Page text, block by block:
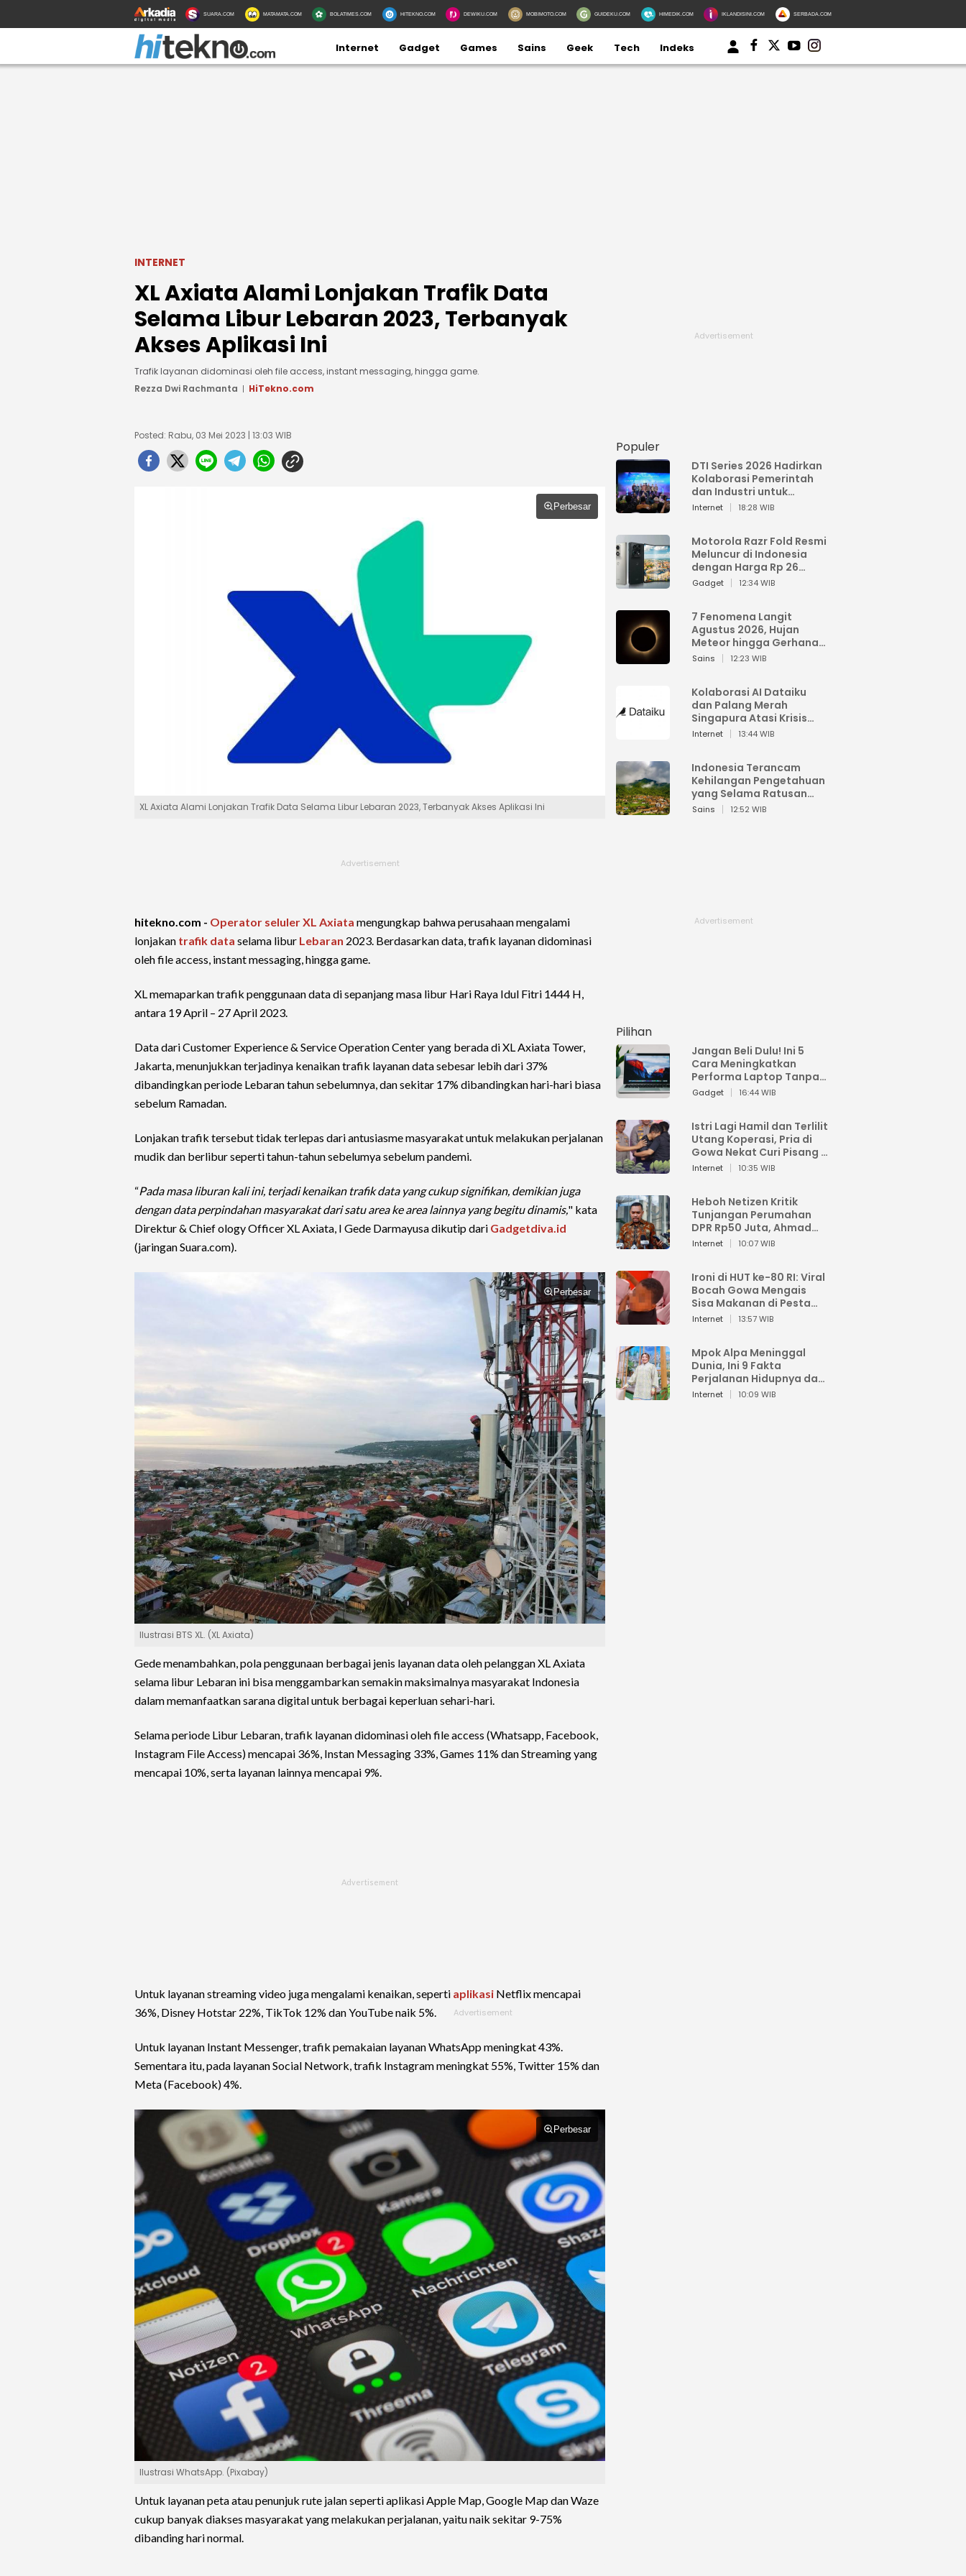
SUARA.COM MATAMATA.COM BOLATIMES.COM HITEKNO.COM DEWIKU.COM MOBIMOTO.COM GUIDEKU.COM HIMEDIK.COM IKLANDISINI.COM SERBADA.COM
Internet Gadget Games Sains Geek Tech Indeks
INTERNET
XL Axiata Alami Lonjakan Trafik Data
Selama Libur Lebaran 2023, Terbanyak
Akses Aplikasi Ini
Trafik layanan didominasi oleh file access, instant messaging, hingga game.
Rezza Dwi Rachmanta
HiTekno.com
Posted: Rabu, 03 Mei 2023 | 13:03 WIB
Perbesar
XL Axiata Alami Lonjakan Trafik Data Selama Libur Lebaran 2023, Terbanyak Akses Aplikasi Ini
hitekno.com - Operator selulerXL Axiata mengungkap bahwa perusahaan mengalami
lonjakan trafik data selama libur Lebaran 2023. Berdasarkan data, trafik layanan didominasi
oleh file access, instant messaging, hingga game.
XL memaparkan trafik penggunaan data di sepanjang masa libur Hari Raya Idul Fitri 1444 H,
antara 19 April – 27 April 2023.
Data dari Customer Experience & Service Operation Center yang berada di XL Axiata Tower,
Jakarta, menunjukkan terjadinya kenaikan trafik layanan data sebesar lebih dari 37%
dibandingkan periode Lebaran tahun sebelumnya, dan sekitar 17% dibandingkan hari-hari biasa
sebelum Ramadan.
Lonjakan trafik tersebut tidak terlepas dari antusiasme masyarakat untuk melakukan perjalanan
mudik dan berlibur seperti tahun-tahun sebelumya sebelum pandemi.
“Pada masa liburan kali ini, terjadi kenaikan trafik data yang cukup signifikan, demikian juga
dengan data perpindahan masyarakat dari satu area ke area lainnya yang begitu dinamis," kata
Direktur & Chief ology Officer XL Axiata, I Gede Darmayusa dikutip dari Gadgetdiva.id
(jaringan Suara.com).
Perbesar
Ilustrasi BTS XL. (XL Axiata)
Gede menambahkan, pola penggunaan berbagai jenis layanan data oleh pelanggan XL Axiata
selama libur Lebaran ini bisa menggambarkan semakin maksimalnya masyarakat Indonesia
dalam memanfaatkan sarana digital untuk berbagai keperluan sehari-hari.
Selama periode Libur Lebaran, trafik layanan didominasi oleh file access (Whatsapp, Facebook,
Instagram File Access) mencapai 36%, Instan Messaging 33%, Games 11% dan Streaming yang
mencapai 10%, serta layanan lainnya mencapai 9%.
Untuk layanan streaming video juga mengalami kenaikan, seperti aplikasi Netflix mencapai
36%, Disney Hotstar 22%, TikTok 12% dan YouTube naik 5%.
Untuk layanan Instant Messenger, trafik pemakaian layanan WhatsApp meningkat 43%.
Sementara itu, pada layanan Social Network, trafik Instagram meningkat 55%, Twitter 15% dan
Meta (Facebook) 4%.
Perbesar
Ilustrasi WhatsApp. (Pixabay)
Untuk layanan peta atau penunjuk rute jalan seperti aplikasi Apple Map, Google Map dan Waze
cukup banyak diakses masyarakat yang melakukan perjalanan, yaitu naik sekitar 9-75%
dibanding hari normal.
Populer
DTI Series 2026 Hadirkan
Kolaborasi Pemerintah
dan Industri untuk
Percepatan
Internet 18:28 WIB
Motorola Razr Fold Resmi
Meluncur di Indonesia
dengan Harga Rp 26
Jutaan
Gadget 12:34 WIB
7 Fenomena Langit
Agustus 2026, Hujan
Meteor hingga Gerhana
Matahari
Sains 12:23 WIB
Kolaborasi AI Dataiku
dan Palang Merah
Singapura Atasi Krisis
Bencana
Internet 13:44 WIB
Indonesia Terancam
Kehilangan Pengetahuan
yang Selama Ratusan
Tahun Menjaga Alam
Sains 12:52 WIB
Pilihan
Jangan Beli Dulu! Ini 5
Cara Meningkatkan
Performa Laptop Tanpa
Harus Beli Baru
Gadget 16:44 WIB
Istri Lagi Hamil dan Terlilit
Utang Koperasi, Pria di
Gowa Nekat Curi Pisang 4
Tandan Milik Tetangga,
Internet 10:35 WIB
Heboh Netizen Kritik
Tunjangan Perumahan
DPR Rp50 Juta, Ahmad
Sahroni: Enggak Senang
Internet 10:07 WIB
Ironi di HUT ke-80 RI: Viral
Bocah Gowa Mengais
Sisa Makanan di Pesta
Kemerdekaan
Internet 13:57 WIB
Mpok Alpa Meninggal
Dunia, Ini 9 Fakta
Perjalanan Hidupnya dari
Viral hingga Puncak
Internet 10:09 WIB